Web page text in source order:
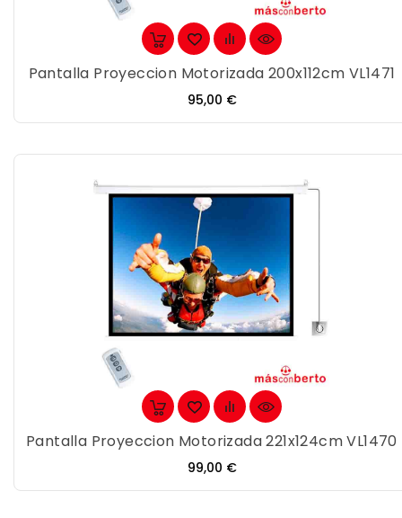
Pantalla Proyeccion Motorizada 200x112cm VL1471
Precio
95,00 €
Pantalla Proyeccion Motorizada 221x124cm VL1470
Precio
99,00 €